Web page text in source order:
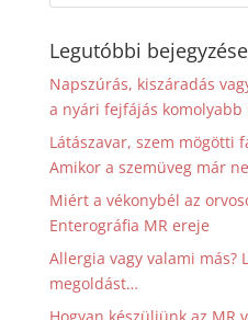
Legutóbbi
Napszúrás, kiszáradás
a nyári fejfájás komolyabb
Látászavar, szem mögötti
Amikor a szemüveg már
Miért a vékonybél az
Enterográfia MR ereje
Allergia vagy valami más?
megoldást…
Hogyan készüljünk az MR